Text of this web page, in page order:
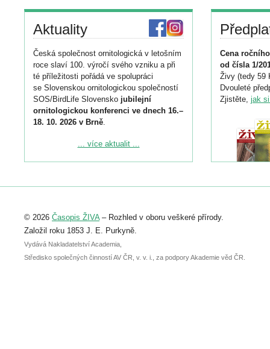
Aktuality
Česká společnost ornitologická v letošním
roce slaví 100. výročí svého vzniku a při
té příležitosti pořádá ve spolupráci
se Slovenskou ornitologickou společností
SOS/BirdLife Slovensko jubilejní
ornitologickou konferenci ve dnech 16.–
18. 10. 2026 v Brně.
Podrobnější informace ke konferenci
Registrovat se můžete do 6. září.
abstraktu přihlášené přednášky nebo
posteru je už 30. června.
... více aktualit ...
Cena
od čísla 1/
Živy (tedy 59
Dvouleté
Zjistěte, jak
© 2026 Časopis ŽIVA– Rozhled v oboru veškeré přírody.
Založil roku 1853 J. E. Purkyně.
Vydává Nakladatelství Academia,
Středisko společných činností AV ČR, v. v. i., za podpory Akademie věd ČR.